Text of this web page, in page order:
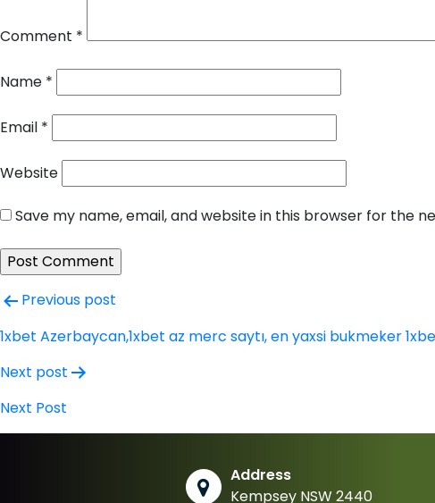
Comment *
Name *
Email *
Website
Save my name, email, and website in this browser for the
Post
navigation
Previous post
1xbet Azerbaycan,1xbet az merc saytı, en yaxsi bukmeker
Next post
Next Post
Address
Kempsey NSW 2440